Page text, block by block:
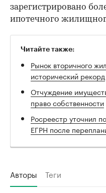
зарегистрировано
ипотечного
Читайте также:
Рынок вторичного
исторический рекорд
Отчуждение
право собственности
Росреестр уточнил
ЕГРН после
Авторы Теги